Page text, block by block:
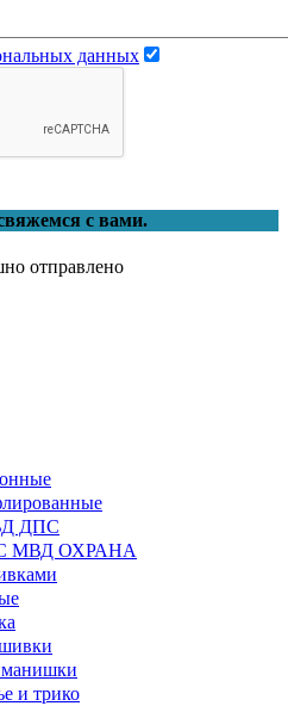
данных
с вами.
отправлено
ДПС
МВД ОХРАНА
и трико